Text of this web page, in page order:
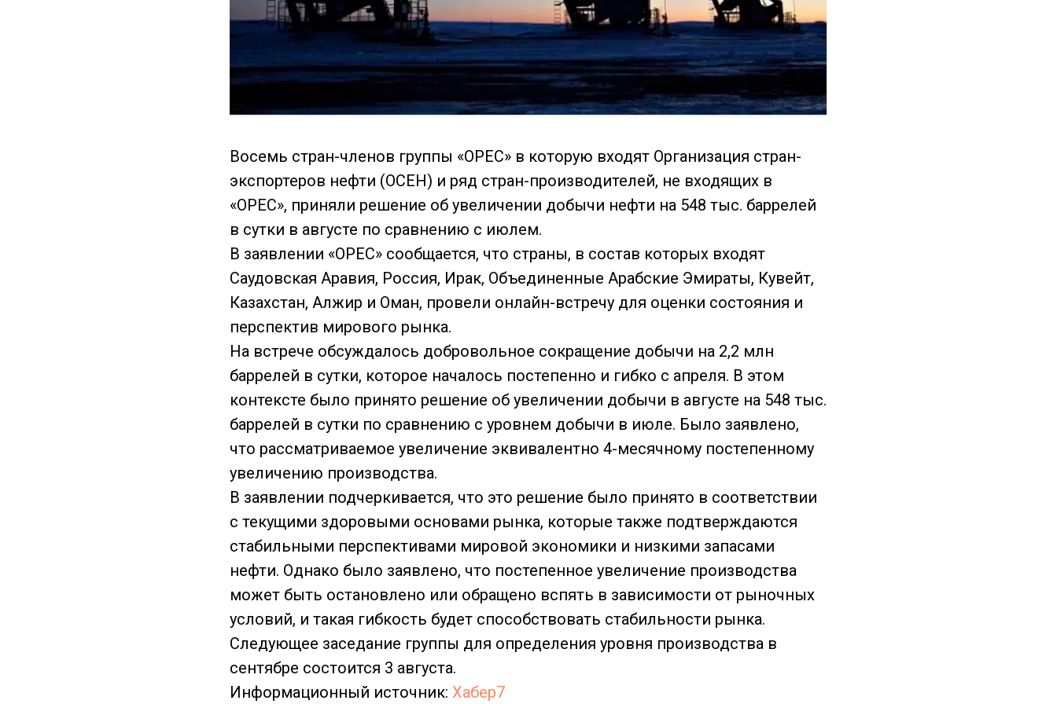
Восемь стран-членов группы «OPEC» в которую входят Организация стран-
экспортеров нефти (ОСЕН) и ряд стран-производителей, не входящих в
«OPEC», приняли решение об увеличении добычи нефти на 548 тыс. баррелей
в сутки в августе по сравнению с июлем.
В заявлении «OPEC» сообщается, что страны, в состав которых входят
Саудовская Аравия, Россия, Ирак, Объединенные Арабские Эмираты, Кувейт,
Казахстан, Алжир и Оман, провели онлайн-встречу для оценки состояния и
перспектив мирового рынка.
На встрече обсуждалось добровольное сокращение добычи на 2,2 млн
баррелей в сутки, которое началось постепенно и гибко с апреля. В этом
контексте было принято решение об увеличении добычи в августе на 548 тыс.
баррелей в сутки по сравнению с уровнем добычи в июле. Было заявлено,
что рассматриваемое увеличение эквивалентно 4-месячному постепенному
увеличению производства.
В заявлении подчеркивается, что это решение было принято в соответствии
с текущими здоровыми основами рынка, которые также подтверждаются
стабильными перспективами мировой экономики и низкими запасами
нефти. Однако было заявлено, что постепенное увеличение производства
может быть остановлено или обращено вспять в зависимости от рыночных
условий, и такая гибкость будет способствовать стабильности рынка.
Следующее заседание группы для определения уровня производства в
сентябре состоится 3 августа.
Информационный источник: Хабер7